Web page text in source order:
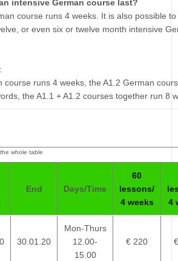
intensive German course last?
course runs 4 weeks. It is also possible
or even six or twelve month intensive
course runs 4 weeks, the A1.2 German
the A1.1 + A1.2 courses together run 8
End Days/Time
60
lessons/
4 weeks
4
30.01.20
Mon-Thurs
12.00-
15.00
€ 220